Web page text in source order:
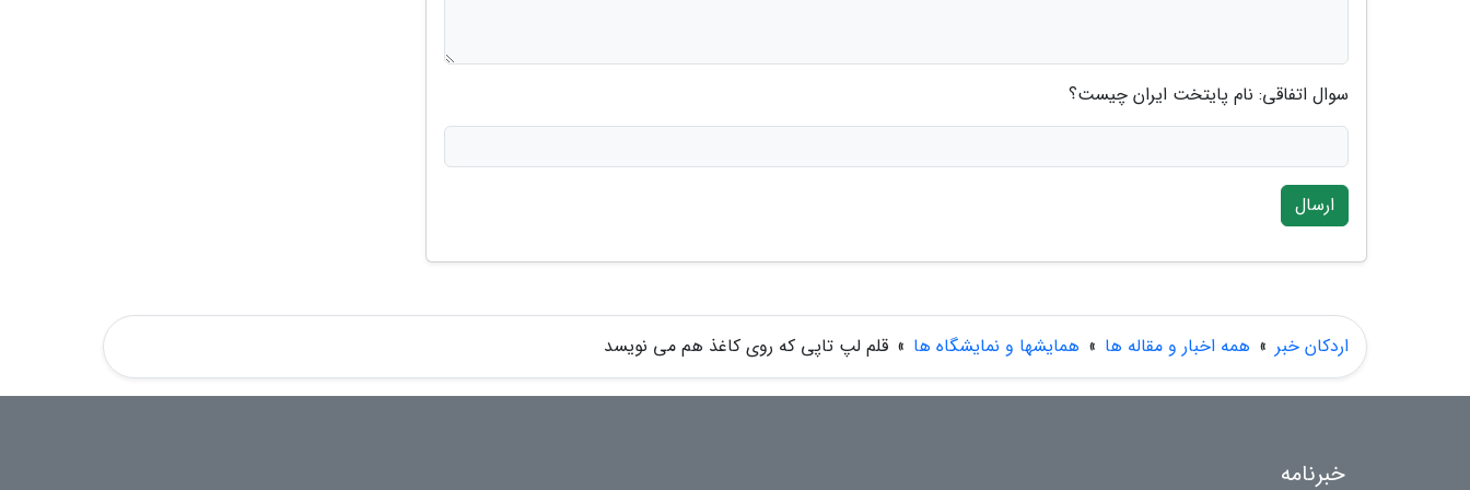
سوال اتفاقی: نام پایتخت ایران چیست؟
ارسال
اردکان خبر » همه اخبار و مقاله ها » همایشها و نمایشگاه ها » قلم لپ تاپی که روی کاغذ هم می نویسد
خبرنامه